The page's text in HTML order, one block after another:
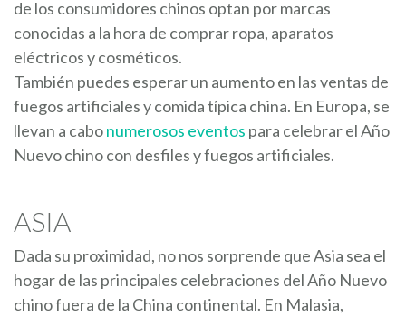
de los consumidores chinos optan por marcas
conocidas a la hora de comprar ropa, aparatos
eléctricos y cosméticos.
También puedes esperar un aumento en las ventas de
fuegos artificiales y comida típica china. En Europa, se
llevan a cabonumerosos eventos para celebrar el Año
Nuevo chino con desfiles y fuegos artificiales.
ASIA
Dada su proximidad, no nos sorprende que Asia sea el
hogar de las principales celebraciones del Año Nuevo
chino fuera de la China continental. En Malasia,